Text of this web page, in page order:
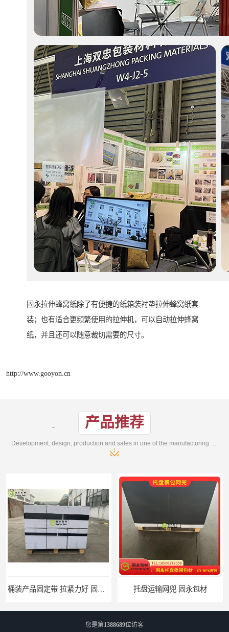
固永拉伸蜂窝纸除了有便捷的纸箱装衬垫拉伸蜂窝纸套
装；也有适合更频繁使用的拉伸机，可以自动拉伸蜂窝
纸，并且还可以随意裁切需要的尺寸。
http://www.gooyon.cn
产品推荐
桶装产品固定带 拉紧力好 固永包材 托盘运输网兜 固永包材
您是第1388689位访客